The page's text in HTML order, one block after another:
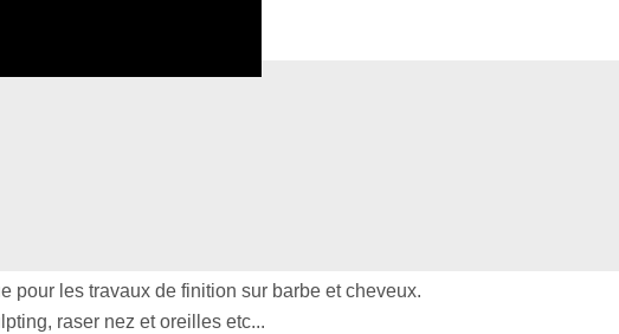
pour les travaux de finition sur barbe et cheveux.
raser nez et oreilles etc...